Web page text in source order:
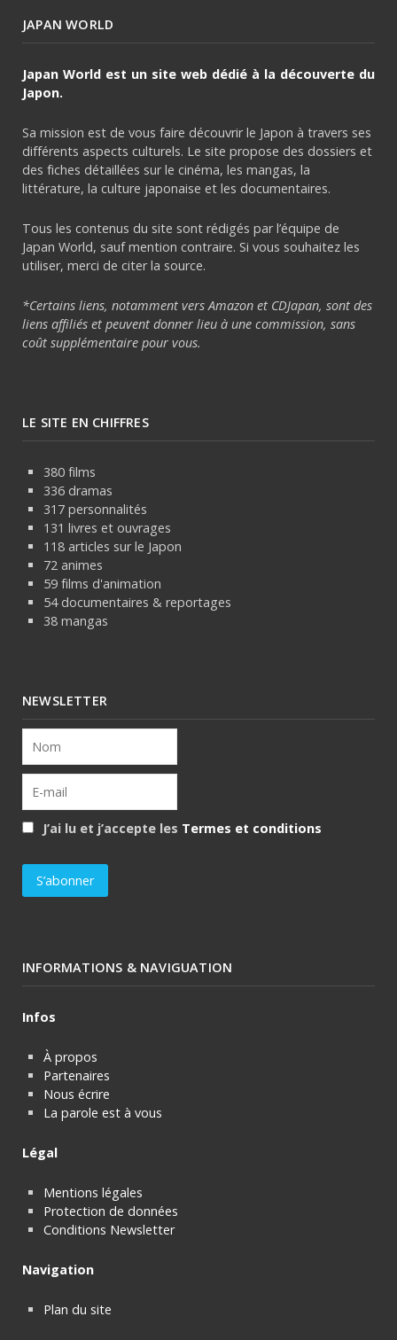
JAPAN WORLD
Japan World est un site web dédié à la découverte du
Japon.
Sa mission est de vous faire découvrir le Japon à travers ses
différents aspects culturels. Le site propose des dossiers et
des fiches détaillées sur le cinéma, les mangas, la
littérature, la culture japonaise et les documentaires.
Tous les contenus du site sont rédigés par l’équipe de
Japan World, sauf mention contraire. Si vous souhaitez les
utiliser, merci de citer la source.
*Certains liens, notamment vers Amazon et CDJapan, sont des
liens affiliés et peuvent donner lieu à une commission, sans
coût supplémentaire pour vous.
LE SITE EN CHIFFRES
380 films
336 dramas
317 personnalités
131 livres et ouvrages
118 articles sur le Japon
72 animes
59 films d'animation
54 documentaires & reportages
38 mangas
NEWSLETTER
J’ai lu et j’accepte les Termes et conditions
INFORMATIONS & NAVIGUATION
Infos
À propos
Partenaires
Nous écrire
La parole est à vous
Légal
Mentions légales
Protection de données
Conditions Newsletter
Navigation
Plan du site